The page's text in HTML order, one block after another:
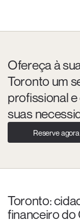
Ofereça à
Toronto um
profissional
suas
Reserve agora
Toronto:
financeiro do